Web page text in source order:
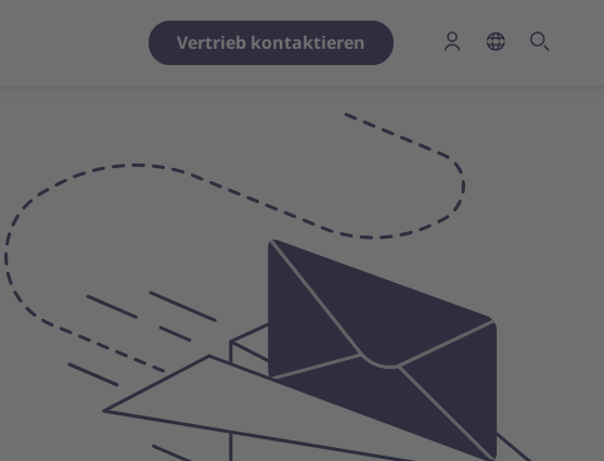
Vertrieb kontaktieren